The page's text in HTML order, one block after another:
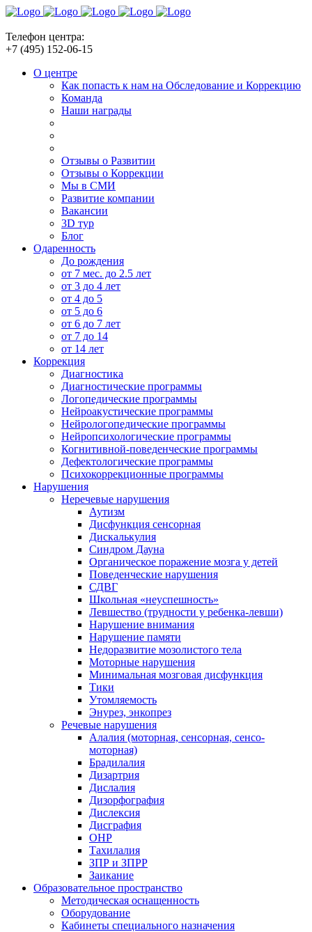
Телефон центра:
+7 (495) 152-06-15
О центре
Как попасть к нам на Обследование и Коррекцию
Команда
Наши награды
Отзывы о Развитии
Отзывы о Коррекции
Мы в СМИ
Развитие компании
Вакансии
3D тур
Блог
Одаренность
До рождения
от 7 мес. до 2.5 лет
от 3 до 4 лет
от 4 до 5
от 5 до 6
от 6 до 7 лет
от 7 до 14
от 14 лет
Коррекция
Диагностика
Диагностические программы
Логопедические программы
Нейроакустические программы
Нейрологопедические программы
Нейропсихологические программы
Когнитивной-поведенческие программы
Дефектологические программы
Психокоррекционные программы
Нарушения
Неречевые нарушения
Аутизм
Дисфункция сенсорная
Дискалькулия
Синдром Дауна
Органическое поражение мозга у детей
Поведенческие нарушения
СДВГ
Школьная «неуспешность»
Левшество (трудности у ребенка-левши)
Нарушение внимания
Нарушение памяти
Недоразвитие мозолистого тела
Моторные нарушения
Минимальная мозговая дисфункция
Тики
Утомляемость
Энурез, энкопрез
Речевые нарушения
Алалия (моторная, сенсорная, сенсо-
моторная)
Брадилалия
Дизартрия
Дислалия
Дизорфография
Дислексия
Дисграфия
ОНР
Тахилалия
ЗПР и ЗПРР
Заикание
Образовательное пространство
Методическая оснащенность
Оборудование
Кабинеты специального назначения